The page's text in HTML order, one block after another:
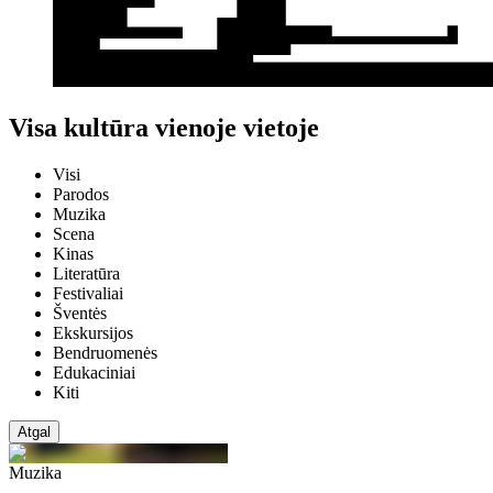
Visa kultūra vienoje vietoje
Visi
Parodos
Muzika
Scena
Kinas
Literatūra
Festivaliai
Šventės
Ekskursijos
Bendruomenės
Edukaciniai
Kiti
Atgal
Muzika